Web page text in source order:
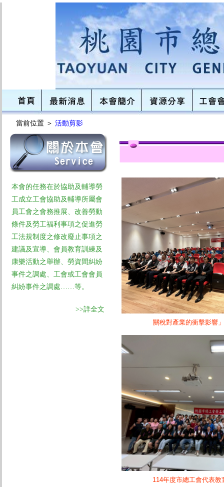
當前位置 ＞ 活動剪影
本會的任務在於協助及輔導勞
工成立工會協助及輔導所屬會
員工會之會務推展、改善勞動
條件及勞工福利事項之促進勞
工法規制度之修改廢止事項之
建議及宣導、會員教育訓練及
康樂活動之舉辦、勞資間糾紛
事件之調處、工會或工會會員
糾紛事件之調處……等。
>>詳全文
關稅對產業的衝擊影響
114年度市總工會代表教